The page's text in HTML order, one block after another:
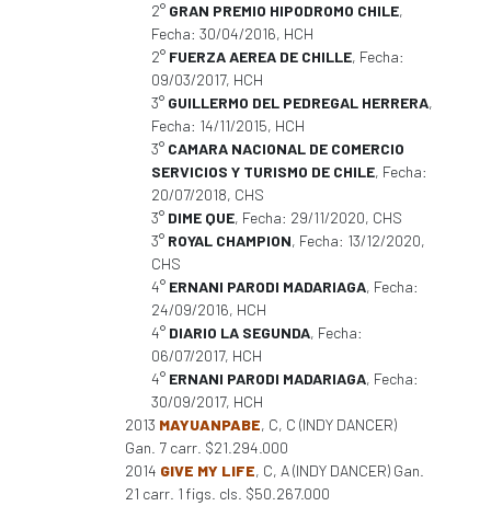
2° GRAN PREMIO HIPODROMO CHILE,
Fecha: 30/04/2016, HCH
2° FUERZA AEREA DE CHILLE, Fecha:
09/03/2017, HCH
3° GUILLERMO DEL PEDREGAL HERRERA,
Fecha: 14/11/2015, HCH
3° CAMARA NACIONAL DE COMERCIO
SERVICIOS Y TURISMO DE CHILE, Fecha:
20/07/2018, CHS
3° DIME QUE, Fecha: 29/11/2020, CHS
3° ROYAL CHAMPION, Fecha: 13/12/2020,
CHS
4° ERNANI PARODI MADARIAGA, Fecha:
24/09/2016, HCH
4° DIARIO LA SEGUNDA, Fecha:
06/07/2017, HCH
4° ERNANI PARODI MADARIAGA, Fecha:
30/09/2017, HCH
2013 MAYUANPABE, C, C (INDY DANCER)
Gan. 7 carr. $21.294.000
2014 GIVE MY LIFE, C, A (INDY DANCER) Gan.
21 carr. 1 figs. cls. $50.267.000